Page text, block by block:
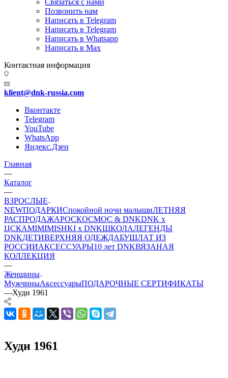
Связаться с нами
Позвонить нам
Написать в Telegram
Написать в Telegram
Написать в Whatsapp
Написать в Max
Контактная информация
klient@dnk-russia.com
Вконтакте
Telegram
YouTube
WhatsApp
Яндекс.Дзен
Главная
—
Каталог
—
ВЗРОСЛЫЕ
NEWПОДАРКИСпокойной ночи малышиЛЕТНЯЯ
РАСПРОДАЖАРОСКОСМОС & DNKDNK x
ЦСКАMIMIMISHKI x DNKШКОЛАЛЕГЕНДЫ
DNKДЕТИВЕРХНЯЯ ОДЕЖДАБУШЛАТ ИЗ
РОССИИАКСЕССУАРЫ10 лет DNKВЯЗАНАЯ
КОЛЛЕКЦИЯ
—
Женщины
МужчиныАксессуарыПОДАРОЧНЫЕ СЕРТИФИКАТЫ
—Худи 1961
Худи 1961